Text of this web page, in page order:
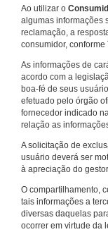
Ao utilizar o
algumas informações
reclamação, a
consumidor, conforme
As informações de
acordo com a
boa-fé de seus
efetuado pelo órgão
fornecedor indicado
relação as
A solicitação de
usuário deverá ser
à apreciação do
O compartilhamento,
tais informações a
diversas daquelas
ocorrer em virtude da